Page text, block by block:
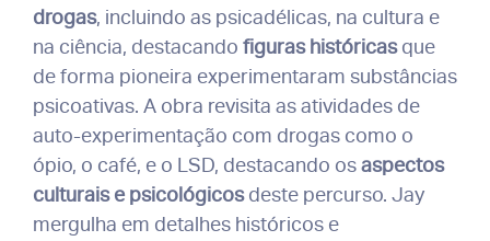
drogas, incluindo as psicadélicas, na cultura e
na ciência, destacando figuras históricasque
de forma pioneira experimentaram substâncias
psicoativas. A obra revisita as atividades de
auto-experimentação com drogas como o
ópio, o café, e o LSD, destacando osaspectos
culturais e psicológicosdeste percurso. Jay
mergulha em detalhes históricos e